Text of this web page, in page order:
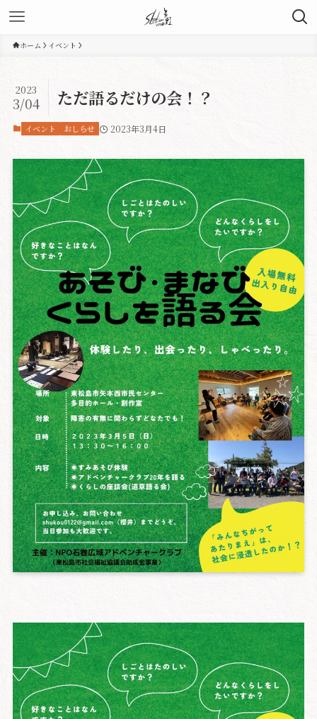
ホーム イベント
ただ語るだけの会！？
2023
3/04
イベント おしらせ 2023年3月4日